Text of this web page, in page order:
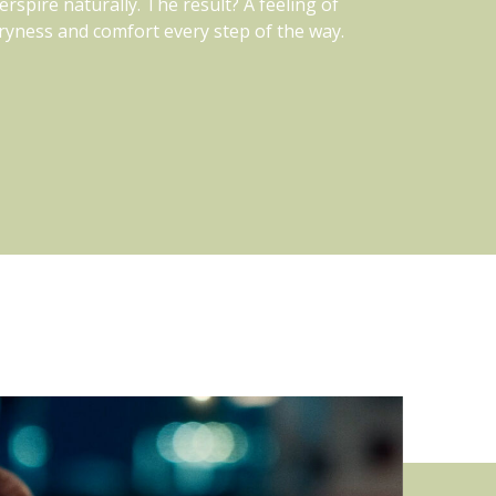
and comfort every step of the way.